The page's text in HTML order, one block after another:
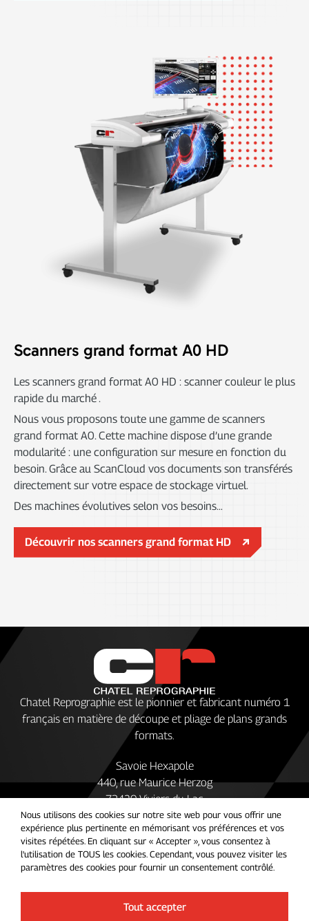
Scanners grand format A0 HD
Les scanners grand format A0 HD : scanner couleur le plus
rapide du marché .
Nous vous proposons toute une gamme de scanners
grand format A0. Cette machine dispose d’une grande
modularité : une configuration sur mesure en fonction du
besoin. Grâce au ScanCloud vos documents son transférés
directement sur votre espace de stockage virtuel.
Des machines évolutives selon vos besoins…
Découvrir nos scanners grand format HD
Chatel Reprographie est le pionnier et fabricant numéro 1
français en matière de découpe et pliage de plans grands
formats.
Savoie Hexapole
440, rue Maurice Herzog
73420 Viviers du Lac
+33 (0)4 79 349 349
Suivez nous sur les réseaux
Chatel Reprographie © 2026
Nous utilisons des cookies sur notre site web pour vous offrir une
expérience plus pertinente en mémorisant vos préférences et vos
visites répétées. En cliquant sur « Accepter », vous consentez à
l'utilisation de TOUS les cookies. Cependant, vous pouvez visiter les
paramètres des cookies pour fournir un consentement contrôlé.
Tout accepter